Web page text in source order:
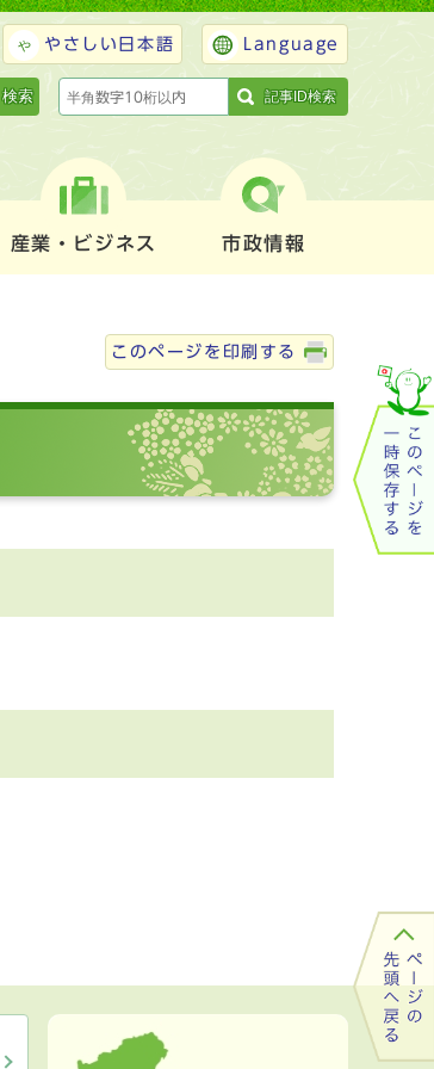
やさしい日本語 Language
検索 記事ID検索
産業・ビジネス 市政情報
このページを印刷する